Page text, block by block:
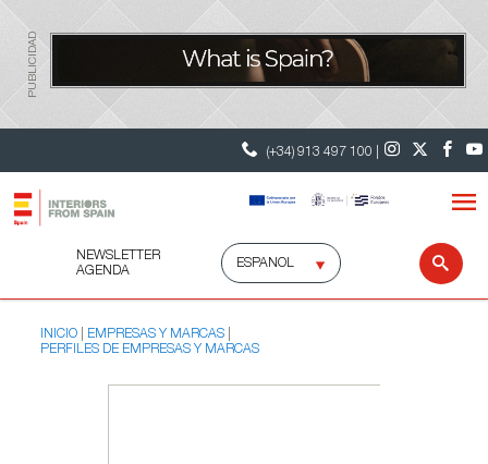
PUBLICIDAD
(+34) 913 497 100 |
NEWSLETTER
AGENDA
Selecciona
idioma
INICIO
EMPRESAS Y MARCAS
PERFILES DE EMPRESAS Y MARCAS